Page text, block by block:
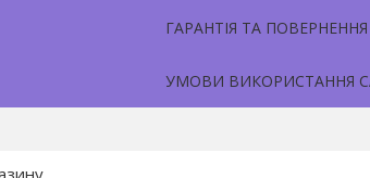
ГАРАНТІЯ ТА ПОВЕРНЕННЯ
УМОВИ ВИКОРИСТАННЯ